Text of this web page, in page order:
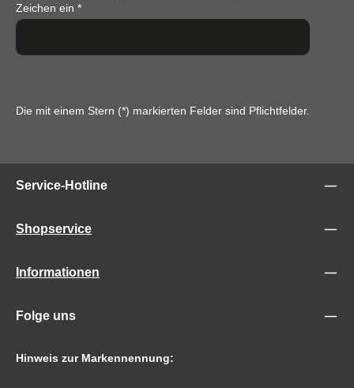
Zeichen ein *
Die mit einem Stern (*) markierten Felder sind Pflichtfelder.
Service-Hotline
Shopservice
Informationen
Folge uns
Hinweis zur Markennennung: